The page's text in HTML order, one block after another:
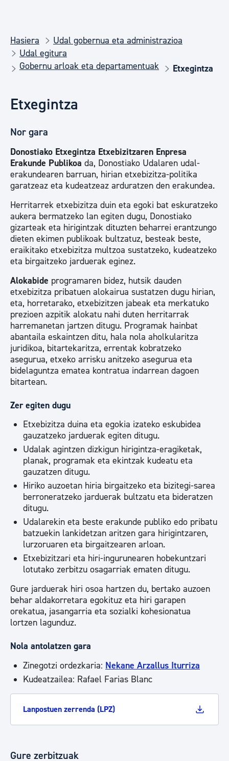
Hasiera
Udal gobernua eta administrazioa
Udal egitura
Gobernu arloak eta departamentuak
Etxegintza
Etxegintza
Nor gara
Donostiako Etxegintza Etxebizitzaren Enpresa
Erakunde Publikoa da, Donostiako Udalaren udal-
erakundearen barruan, hirian etxebizitza-politika
garatzeaz eta kudeatzeaz arduratzen den erakundea.
Herritarrek etxebizitza duin eta egoki bat eskuratzeko
aukera bermatzeko lan egiten dugu, Donostiako
gizarteak eta hirigintzak dituzten beharrei erantzungo
dieten ekimen publikoak bultzatuz, besteak beste,
eraikitako etxebizitza multzoa sustatzeko, kudeatzeko
eta birgaitzeko jarduerak eginez.
Alokabide programaren bidez, hutsik dauden
etxebizitza pribatuen alokairua sustatzen dugu hirian,
eta, horretarako, etxebizitzen jabeak eta merkatuko
prezioen azpitik alokatu nahi duten herritarrak
harremanetan jartzen ditugu. Programak hainbat
abantaila eskaintzen ditu, hala nola aholkularitza
juridikoa, bitartekaritza, errentak kobratzeko
asegurua, etxeko arrisku anitzeko asegurua eta
bidelaguntza ematea kontratua indarrean dagoen
bitartean.
Zer egiten dugu
Etxebizitza duina eta egokia izateko eskubidea
gauzatzeko jarduerak egiten ditugu.
Udalak agintzen dizkigun hirigintza-eragiketak,
planak, programak eta ekintzak kudeatu eta
gauzatzen ditugu.
Hiriko auzoetan hiria birgaitzeko eta bizitegi-sarea
berroneratzeko jarduerak bultzatu eta bideratzen
ditugu.
Udalarekin eta beste erakunde publiko edo pribatu
batzuekin lankidetzan aritzen gara hirigintzaren,
lurzoruaren eta birgaitzearen arloan.
Etxebizitzari eta hiri-ingurunearen hobekuntzari
lotutako zerbitzu osagarriak ematen ditugu.
Gure jarduerak hiri osoa hartzen du, bertako auzoen
behar aldakorretara egokituz eta hiri garapen
orekatua, jasangarria eta sozialki kohesionatua
lortzen lagunduz.
Nola antolatzen gara
Zinegotzi ordezkaria: Nekane Arzallus Iturriza
Kudeatzailea: Rafael Farias Blanc
Lanpostuen zerrenda (LPZ)
Gure zerbitzuak